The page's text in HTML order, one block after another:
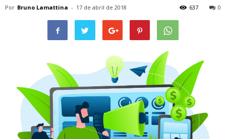
Por Bruno Lamattina - 17 de abril de 2018 0
637